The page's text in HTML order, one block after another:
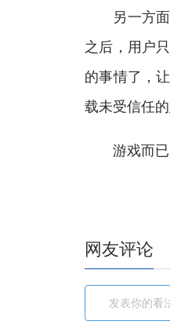
另一方面
之后，用户
的事情了，
载未受信任的
游戏而已
网友评论